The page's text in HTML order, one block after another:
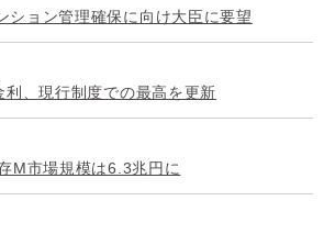
ション管理確保に向け大臣に要望
、現行制度での最高を更新
M市場規模は6.3兆円に